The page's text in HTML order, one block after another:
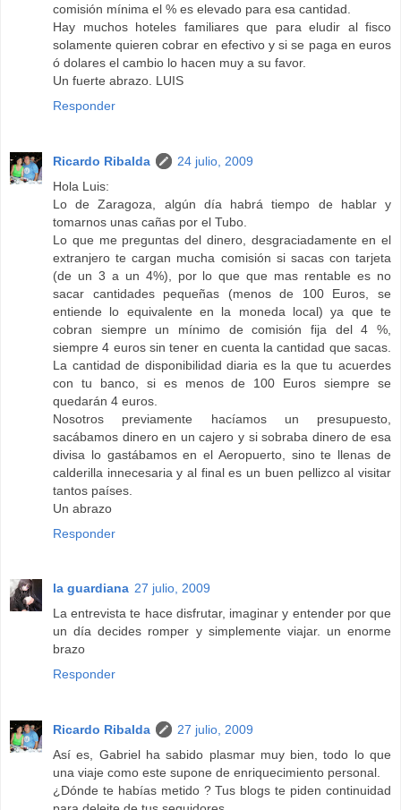
comisión mínima el % es elevado para esa cantidad.
Hay muchos hoteles familiares que para eludir al fisco
solamente quieren cobrar en efectivo y si se paga en euros
ó dolares el cambio lo hacen muy a su favor.
Un fuerte abrazo. LUIS
Responder
Ricardo Ribalda
24 julio, 2009
Hola Luis:
Lo de Zaragoza, algún día habrá tiempo de hablar y
tomarnos unas cañas por el Tubo.
Lo que me preguntas del dinero, desgraciadamente en el
extranjero te cargan mucha comisión si sacas con tarjeta
(de un 3 a un 4%), por lo que que mas rentable es no
sacar cantidades pequeñas (menos de 100 Euros, se
entiende lo equivalente en la moneda local) ya que te
cobran siempre un mínimo de comisión fija del 4 %,
siempre 4 euros sin tener en cuenta la cantidad que sacas.
La cantidad de disponibilidad diaria es la que tu acuerdes
con tu banco, si es menos de 100 Euros siempre se
quedarán 4 euros.
Nosotros previamente hacíamos un presupuesto,
sacábamos dinero en un cajero y si sobraba dinero de esa
divisa lo gastábamos en el Aeropuerto, sino te llenas de
calderilla innecesaria y al final es un buen pellizco al visitar
tantos países.
Un abrazo
Responder
la guardiana 27 julio, 2009
La entrevista te hace disfrutar, imaginar y entender por que
un día decides romper y simplemente viajar. un enorme
brazo
Responder
Ricardo Ribalda
27 julio, 2009
Así es, Gabriel ha sabido plasmar muy bien, todo lo que
una viaje como este supone de enriquecimiento personal.
¿Dónde te habías metido ? Tus blogs te piden continuidad